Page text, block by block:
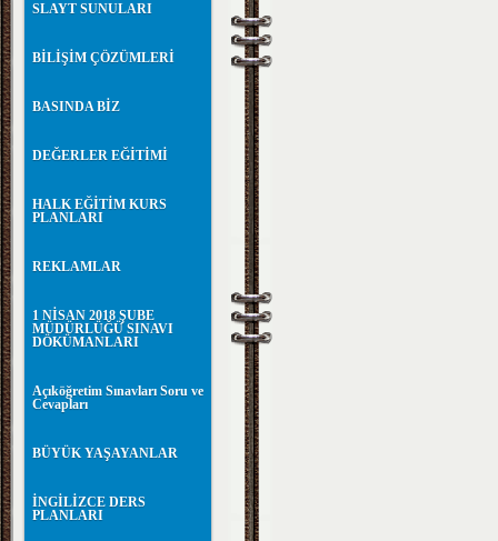
SLAYT SUNULARI
BİLİŞİM ÇÖZÜMLERİ
BASINDA BİZ
DEĞERLER EĞİTİMİ
HALK EĞİTİM KURS
PLANLARI
REKLAMLAR
1 NİSAN 2018 ŞUBE
MÜDÜRLÜĞÜ SINAVI
DÖKÜMANLARI
Açıköğretim Sınavları Soru ve
Cevapları
BÜYÜK YAŞAYANLAR
İNGİLİZCE DERS
PLANLARI